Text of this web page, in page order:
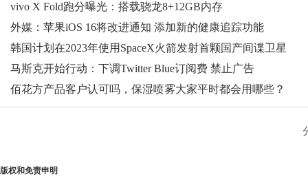
vivo X Fold跑分曝光：搭载骁龙8+12GB内存
外媒：苹果iOS 16将改进通知 添加新的健康追踪功能
韩国计划在2023年使用SpaceX火箭发射首颗国产间谍卫星
马斯克开始行动：下调Twitter Blue订阅费 禁止广告
佰花方产品客户认可吗，保湿喷雾大家平时都会用哪些？
版权和免责申明